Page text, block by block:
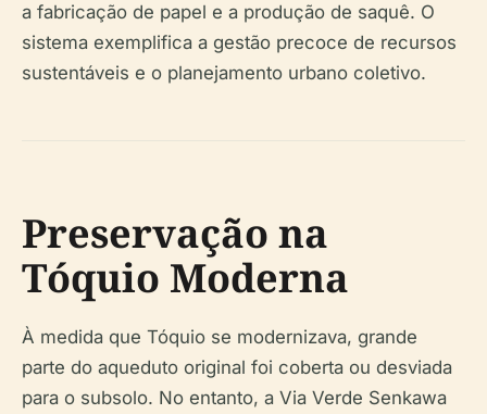
a fabricação de papel e a produção de saquê. O
sistema exemplifica a gestão precoce de recursos
sustentáveis e o planejamento urbano coletivo.
Preservação na
Tóquio Moderna
À medida que Tóquio se modernizava, grande
parte do aqueduto original foi coberta ou desviada
para o subsolo. No entanto, a Via Verde Senkawa